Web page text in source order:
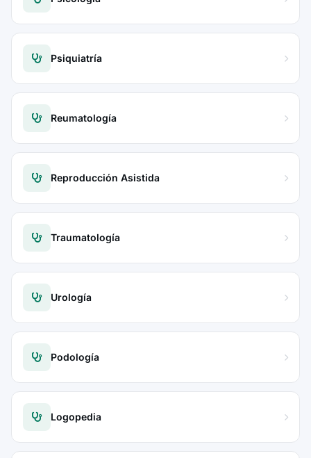
Psiquiatría
Reumatología
Reproducción Asistida
Traumatología
Urología
Podología
Logopedia